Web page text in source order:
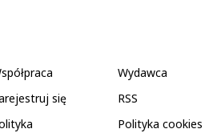
Wydawca
się
RSS
Polityka cookies